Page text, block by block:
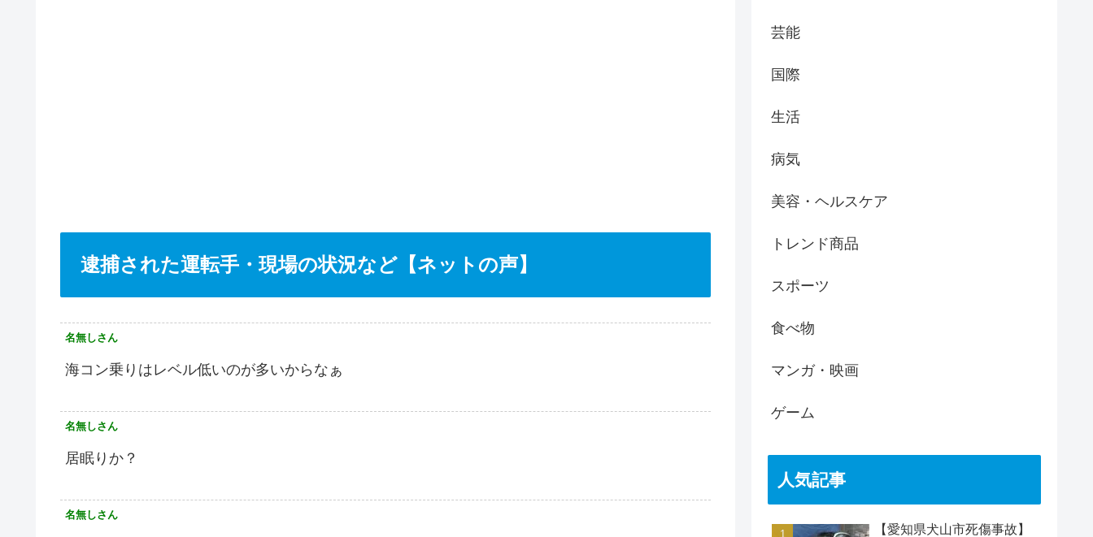
逮捕された運転手・現場の状況など【ネットの声】
名無しさん
海コン乗りはレベル低いのが多いからなぁ
名無しさん
居眠りか？
名無しさん
芸能
国際
生活
病気
美容・ヘルスケア
トレンド商品
スポーツ
食べ物
マンガ・映画
ゲーム
人気記事
【愛知県犬山市死傷事故】